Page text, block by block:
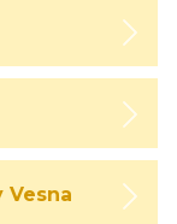
Vesna